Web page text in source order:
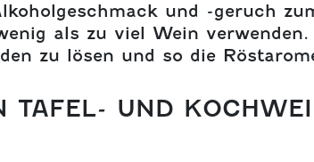
und -geruch
als zu viel Wein
zu lösen und so die
TAFEL- UND